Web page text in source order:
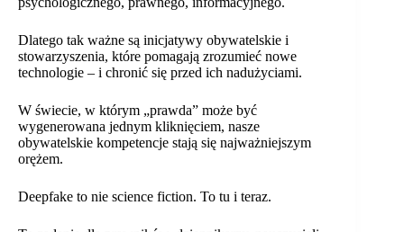
Dlatego tak ważne są inicjatywy obywatelskie i
stowarzyszenia, które pomagają zrozumieć nowe
technologie – i chronić się przed ich nadużyciami.
W świecie, w którym „prawda” może być
wygenerowana jednym kliknięciem, nasze
obywatelskie kompetencje stają się najważniejszym
orężem.
Deepfake to nie science fiction. To tu i teraz.